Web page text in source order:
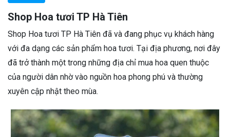
Shop Hoa tươi TP Hà Tiên
Shop Hoa tươi TP Hà Tiên đã và đang phục vụ khách hàng
với đa dạng các sản phẩm hoa tươi. Tại địa phương, nơi đây
đã trở thành một trong những địa chỉ mua hoa quen thuộc
của người dân nhờ vào nguồn hoa phong phú và thường
xuyên cập nhật theo mùa.